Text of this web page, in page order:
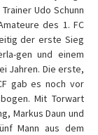
Udo Schunn
des 1. FC
der erste Sieg
gen und einem
Jahren. Die erste,
gab es noch vor
Mit Torwart
Markus Daun und
Mann aus dem